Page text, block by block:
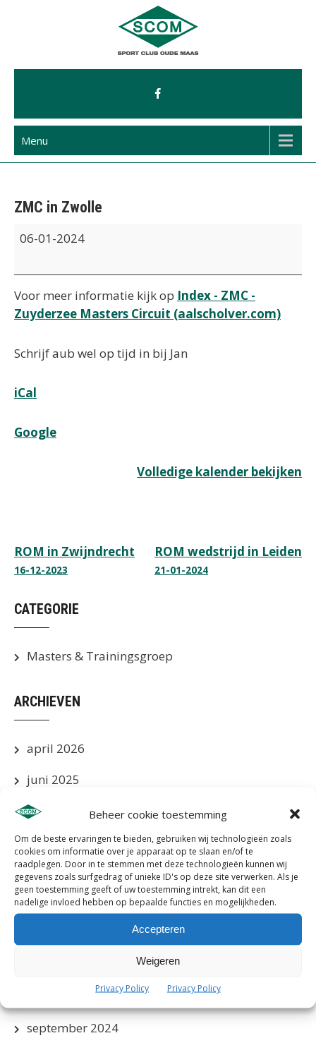
Beheer cookie toestemming
Om de beste ervaringen te bieden, gebruiken wij technologieën zoals
cookies om informatie over je apparaat op te slaan en/of te
raadplegen. Door in te stemmen met deze technologieën kunnen wij
gegevens zoals surfgedrag of unieke ID's op deze site verwerken. Als je
geen toestemming geeft of uw toestemming intrekt, kan dit een
nadelige invloed hebben op bepaalde functies en mogelijkheden.
Accepteren
Weigeren
Privacy Policy Privacy Policy
Menu
ZMC in Zwolle
ZMC
06-01-2024
Voor meer informatie kijk op Index - ZMC -
Zuyderzee Masters Circuit (aalscholver.com)
Schrijf aub wel op tijd in bij Jan
iCal
Google
Volledige kalender bekijken
Bericht
navigatie
ROM in Zwijndrecht
16-12-2023
ROM wedstrijd in Leiden
21-01-2024
CATEGORIE
Masters & Trainingsgroep
ARCHIEVEN
april 2026
juni 2025
mei 2025
april 2025
maart 2025
januari 2025
oktober 2024
september 2024